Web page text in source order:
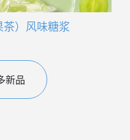
茶）风味糖浆
新品